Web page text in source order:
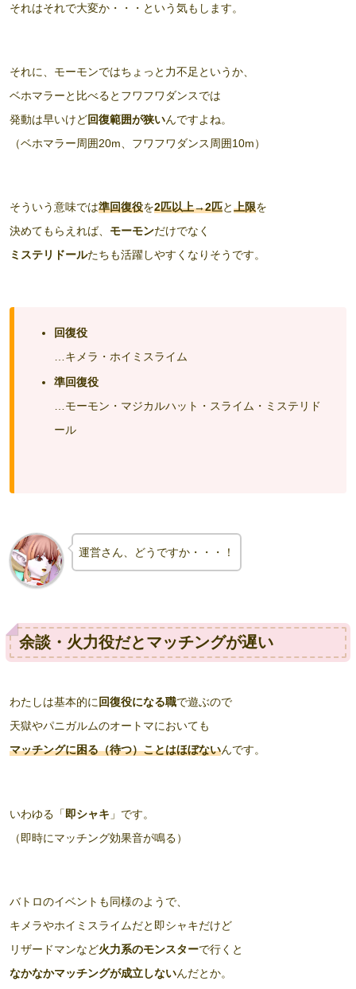
それはそれで大変か・・・という気もします。
それに、モーモンではちょっと力不足というか、
ベホマラーと比べるとフワフワダンスでは
発動は早いけど回復範囲が狭いんですよね。
（ベホマラー周囲20m、フワフワダンス周囲10m）
そういう意味では準回復役を2匹以上→2匹と上限を
決めてもらえれば、 モーモンだけでなく
ミステリドールたちも活躍しやすくなりそうです。
回復役
…キメラ・ホイミスライム
準回復役
…モーモン・マジカルハット・スライム・ミステリド
ール
運営さん、どうですか・・・！
余談・火力役だとマッチングが遅い
わたしは基本的に回復役になる職で遊ぶので
天獄やパニガルムのオートマにおいても
マッチングに困る（待つ）ことはほぼないんです。
いわゆる「即シャキ 」です。
（即時にマッチング効果音が鳴る）
バトロのイベントも同様のようで、
キメラやホイミスライムだと即シャキだけど
リザードマンなど火力系のモンスターで行くと
なかなかマッチングが成立しないんだとか。